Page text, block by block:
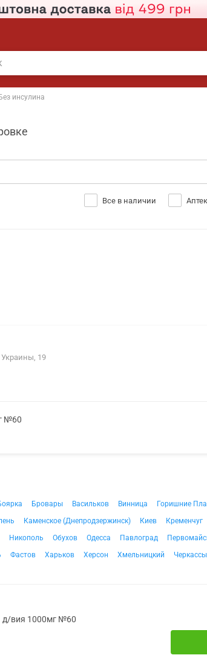
Без инсулина
Все в наличии
19
№60
Бровары Васильков Винница Горишние
Каменское (Днепродзержинск) Киев Кременчуг
Никополь Обухов Одесса Павлоград
Фастов Харьков Херсон Хмельницкий Черкассы
д/вия 1000мг №60